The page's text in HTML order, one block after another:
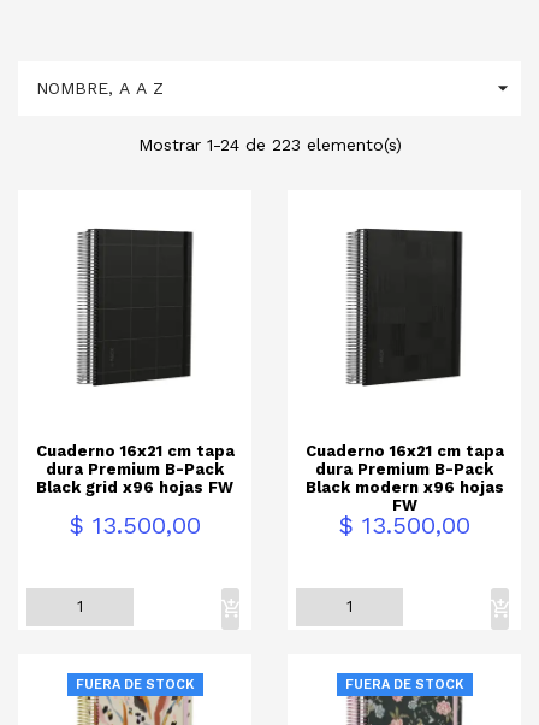
NOMBRE, A A Z 
Mostrar 1-24 de 223 elemento(s)
Cuaderno 16x21 cm tapa
dura Premium B-Pack
Black grid x96 hojas FW
Precio$ 13.500,00
Cuaderno 16x21 cm tapa
dura Premium B-Pack
Black modern x96 hojas
FW
Precio$ 13.500,00
FUERA DE STOCK FUERA DE STOCK